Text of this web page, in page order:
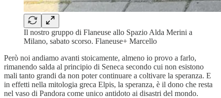
Il nostro gruppo di Flaneuse allo Spazio Alda Merini a
Milano, sabato scorso. Flaneuse+ Marcello
Però noi andiamo avanti stoicamente, almeno io provo a farlo,
rimanendo salda al principio di Seneca secondo cui non esistono
mali tanto grandi da non poter continuare a coltivare la speranza. E
in effetti nella mitologia greca Elpis, la speranza, è il dono che resta
nel vaso di Pandora come unico antidoto ai disastri del mondo.